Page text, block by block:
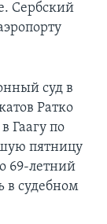
Сербский
суд в
Ратко
Гаагу по
пятницу
69-летний
в судебном